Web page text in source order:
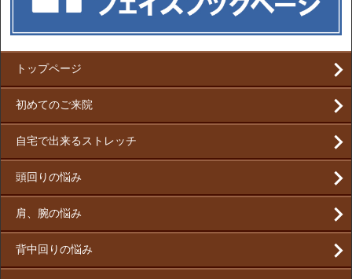
トップページ
初めてのご来院
自宅で出来るストレッチ
頭回りの悩み
肩、腕の悩み
背中回りの悩み